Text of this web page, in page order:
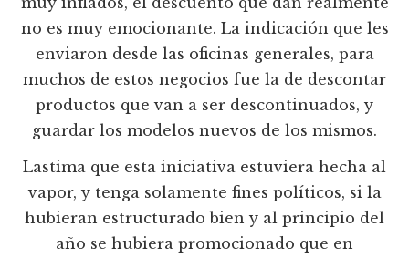
no es muy emocionante. La indicación que les
enviaron desde las oficinas generales, para
muchos de estos negocios fue la de descontar
productos que van a ser descontinuados, y
guardar los modelos nuevos de los mismos.
Lastima que esta iniciativa estuviera hecha al
vapor, y tenga solamente fines políticos, si la
hubieran estructurado bien y al principio del
año se hubiera promocionado que en